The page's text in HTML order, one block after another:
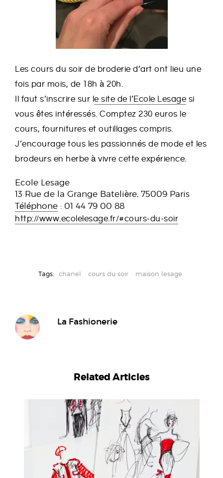
Les cours du soir de broderie d’art ont lieu une
fois par mois, de 18h à 20h.
Il faut s’inscrire sur l e site de l’Ecole Lesage si
vous êtes intéressés. Comptez 230 euros le
cours, fournitures et outillages compris.
J’encourage tous les passionnés de mode et les
brodeurs en herbe à vivre cette expérience.
Ecole Lesage
13 Rue de la Grange Batelière, 75009 Paris
Téléphone : 01 44 79 00 88
http://www.ecolelesage.fr/#cours-du-soir
Tags: chanel cours du soir maison lesage
La Fashionerie
Related Articles